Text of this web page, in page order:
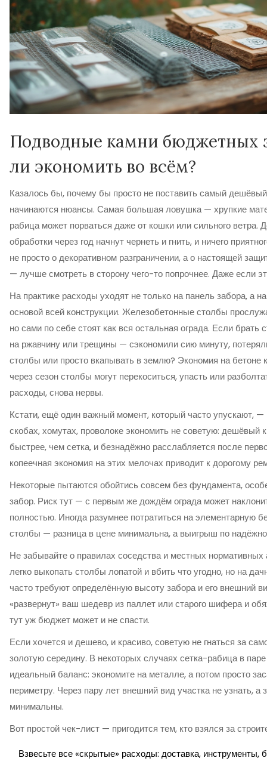
Подводные камни бюджетных
ли экономить во всём?
Казалось бы, почему бы просто не поставить самый
начинаются нюансы. Самая большая ловушка — хрупкие
рабица может порваться даже от кошки или сильного ветра.
обработки через год начнут чернеть и гнить, и ничего
не просто о декоративном разграничении, а о настоящей
— лучше смотреть в сторону чего-то попрочнее. Даже если
На практике расходы уходят не только на панель забора, а
основой всей конструкции. Железобетонные столбы
но сами по себе стоят как вся остальная ограда. Если брать
на ржавчину или трещины — сэкономили сию минуту,
столбы или просто вкапывать в землю? Экономия на бетоне
через сезон столбы могут перекоситься, упасть или
расходы, снова нервы.
Кстати, ещё один важный момент, который часто упускают,
скобах, хомутах, проволоке экономить не советую: дешёвый
быстрее, чем сетка, и безнадёжно расслабляется после
копеечная экономия на этих мелочах приводит к дорогому
Некоторые пытаются обойтись совсем без фундамента,
забор. Риск тут — с первым же дождём ограда может
полностью. Иногда разумнее потратиться на элементарную
столбы — разница в цене минимальна, а выигрыш по
Не забывайте о правилах соседства и местных нормативных
легко выкопать столбы лопатой и вбить что угодно, но на
часто требуют определённую высоту забора и его внешний
«развернут» ваш шедевр из паллет или старого шифера и
тут уж бюджет может и не спасти.
Если хочется и дешево, и красиво, советую не гнаться за
золотую середину. В некоторых случаях сетка-рабица в
идеальный баланс: экономите на металле, а потом просто
периметру. Через пару лет внешний вид участка не узнать, а
минимальны.
Вот простой чек-лист — пригодится тем, кто взялся за
Взвесьте все «скрытые» расходы: доставка, инструменты,